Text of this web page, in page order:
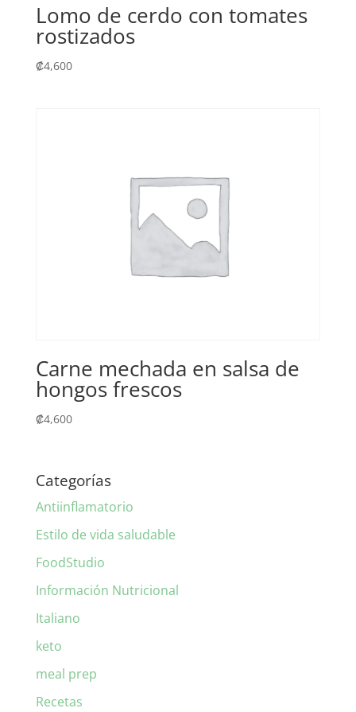
Lomo de cerdo con tomates
rostizados
₡4,600
Carne mechada en salsa de
hongos frescos
₡4,600
Categorías
Antiinflamatorio
Estilo de vida saludable
FoodStudio
Información Nutricional
Italiano
keto
meal prep
Recetas